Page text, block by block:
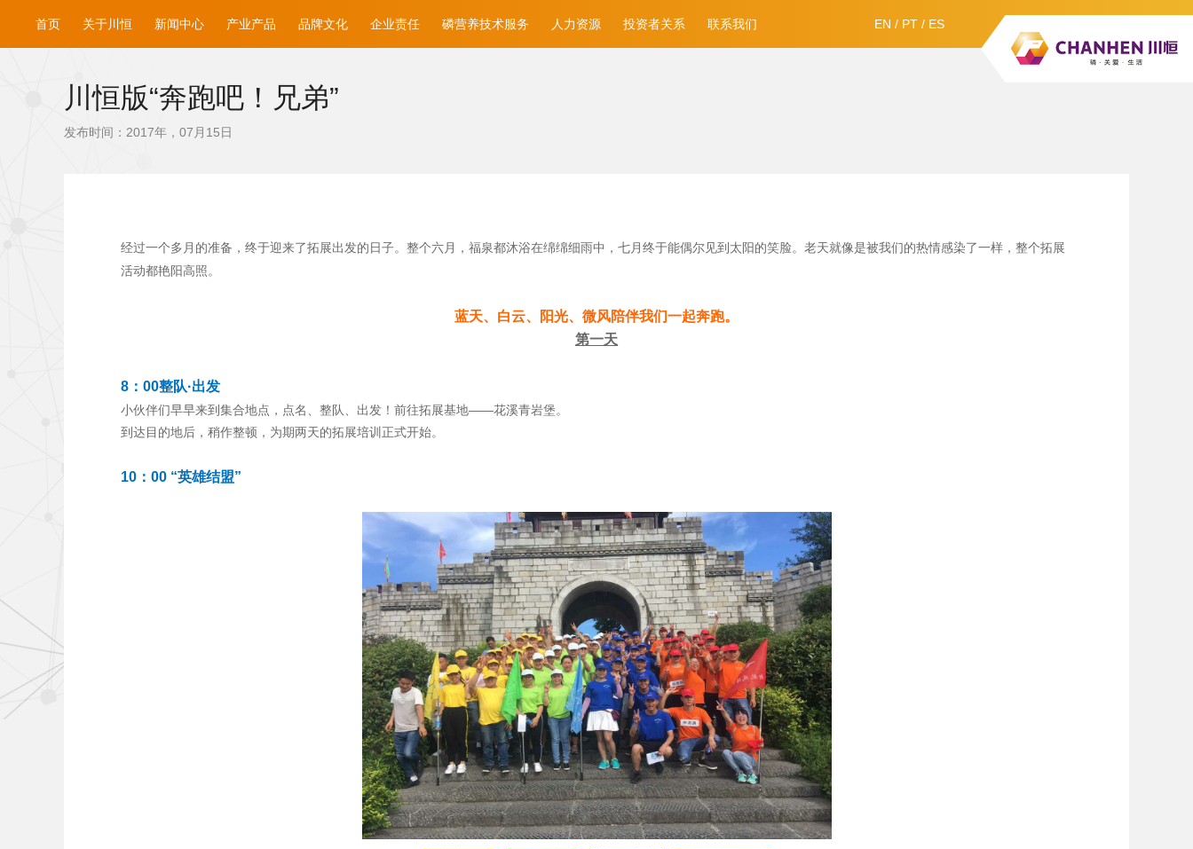
EN / PT / ES
首页 关于川恒 新闻中心 产业产品 品牌文化 企业责任 磷营养技术服务 人力资源 投资者关系 联系我们
川恒版“奔跑吧！兄弟”
发布时间：2017年，07月15日
经过一个多月的准备，终于迎来了拓展出发的日子。整个六月，福泉都沐浴在绵绵细雨中，七月终于能偶尔见到太阳的笑脸。老天就像是被我们的热情感染了一样，整个拓展
活动都艳阳高照。
蓝天、白云、阳光、微风陪伴我们一起奔跑。
第一天
8：00整队·出发
小伙伴们早早来到集合地点，点名、整队、出发！前往拓展基地——花溪青岩堡。
到达目的地后，稍作整顿，为期两天的拓展培训正式开始。
10 ：00 “英雄结盟”